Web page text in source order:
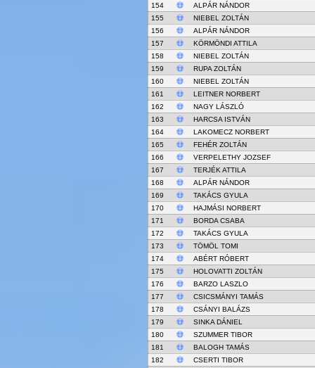
154
ALPÁR NÁNDOR
155
NIEBEL ZOLTÁN
156
ALPÁR NÁNDOR
157
KÖRMÖNDI ATTILA
158
NIEBEL ZOLTÁN
159
RUPA ZOLTÁN
160
NIEBEL ZOLTÁN
161
LEITNER NORBERT
162
NAGY LÁSZLÓ
163
HARCSA ISTVÁN
164
LAKOMECZ NORBERT
165
FEHÉR ZOLTÁN
166
VERPELETHY JOZSEF
167
TERJÉK ATTILA
168
ALPÁR NÁNDOR
169
TAKÁCS GYULA
170
HAJMÁSI NORBERT
171
BORDA CSABA
172
TAKÁCS GYULA
173
TÖMÖL TOMI
174
ABÉRT RÓBERT
175
HOLOVATTI ZOLTÁN
176
BARZO LASZLO
177
CSICSMÁNYI TAMÁS
178
CSÁNYI BALÁZS
179
SINKA DÁNIEL
180
SZUMMER TIBOR
181
BALOGH TAMÁS
182
CSERTI TIBOR